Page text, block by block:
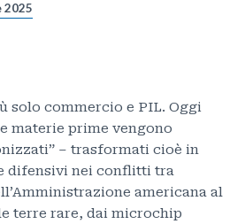
2025
solo commercio e PIL. Oggi
materie prime vengono
– trasformati cioè in
difensivi nei conflitti tra
americana al
terre rare, dai microchip